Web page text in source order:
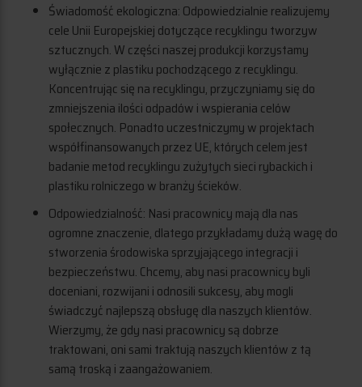
Świadomość ekologiczna: Odpowiedzialnie realizujemy
cele Unii Europejskiej dotyczące recyklingu tworzyw
sztucznych. W części naszej produkcji korzystamy
wyłącznie z plastiku pochodzącego z recyklingu.
Koncentrując się na recyklingu, przyczyniamy się do
zmniejszenia ilości odpadów i wspierania celów
społecznych. Ponadto uczestniczymy w projektach
współfinansowanych przez UE, których celem jest
badanie metod recyklingu zużytych sieci rybackich i
plastiku rolniczego w branży ścieków.
Odpowiedzialność: Nasi pracownicy mają dla nas
ogromne znaczenie, dlatego przykładamy dużą wagę do
stworzenia środowiska sprzyjającego integracji i
bezpieczeństwu. Chcemy, aby nasi pracownicy byli
doceniani, rozwijani i odnosili sukcesy, aby mogli
świadczyć najlepszą obsługę dla naszych klientów.
Wierzymy, że gdy nasi pracownicy są dobrze
traktowani, oni sami traktują naszych klientów z tą
samą troską i zaangażowaniem.